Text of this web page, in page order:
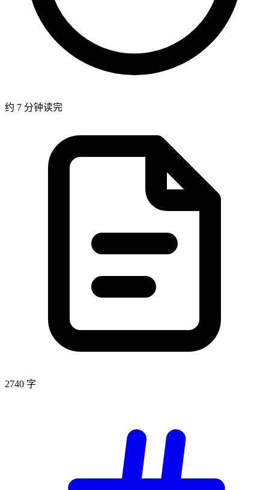
约 7 分钟读完
2740 字